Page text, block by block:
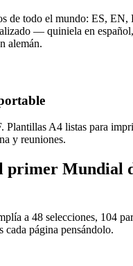
de todo el mundo: ES,
— quiniela en
alemán.
Plantillas A4 listas para
y reuniones.
primer Mundial
a 48 selecciones, 104
cada página pensándolo.